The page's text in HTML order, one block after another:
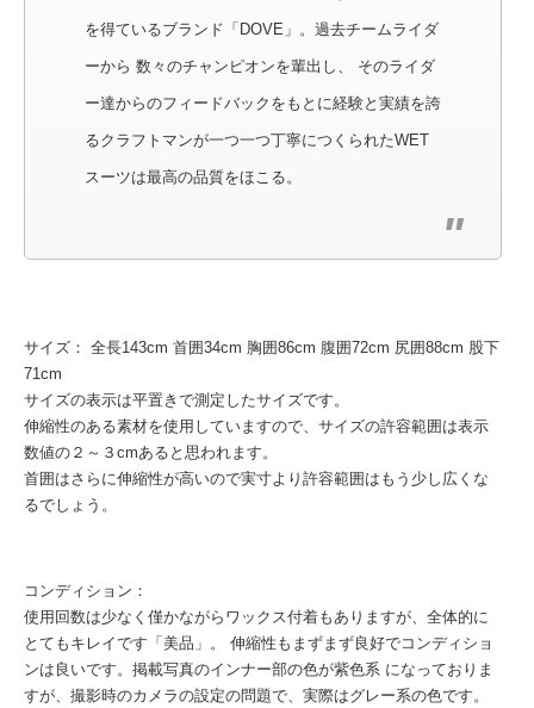
を得ているブランド「DOVE」。過去チームライダ
ーから 数々のチャンピオンを輩出し、 そのライダ
ー達からのフィードバックをもとに経験と実績を誇
るクラフトマンが一つ一つ丁寧につくられたWET
スーツは最高の品質をほこる。
サイズ： 全長143cm 首囲34cm 胸囲86cm 腹囲72cm 尻囲88cm 股下
71cm
サイズの表示は平置きで測定したサイズです。
伸縮性のある素材を使用していますので、サイズの許容範囲は表示
数値の２～３cmあると思われます。
首囲はさらに伸縮性が高いので実寸より許容範囲はもう少し広くな
るでしょう。
コンディション：
使用回数は少なく僅かながらワックス付着もありますが、全体的に
とてもキレイです「美品」。 伸縮性もまずまず良好でコンディショ
ンは良いです。掲載写真のインナー部の色が紫色系 になっておりま
すが、撮影時のカメラの設定の問題で、実際はグレー系の色です。